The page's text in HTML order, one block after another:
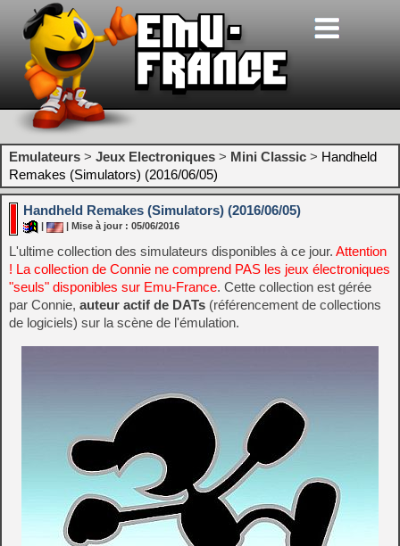
Emulateurs > Jeux Electroniques > Mini Classic > Handheld
Remakes (Simulators) (2016/06/05)
Handheld Remakes (Simulators) (2016/06/05)
| Mise à jour : 05/06/2016
L'ultime collection des simulateurs disponibles à ce jour. Attention
! La collection de Connie ne comprend PAS les jeux électroniques
"seuls" disponibles sur Emu-France. Cette collection est gérée
par Connie, auteur actif de DATs (référencement de collections
de logiciels) sur la scène de l'émulation.